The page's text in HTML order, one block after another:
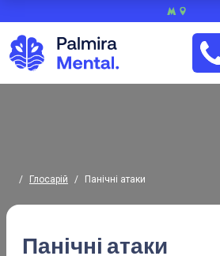
/ Глосарій / Панічні атаки
Панічні атаки